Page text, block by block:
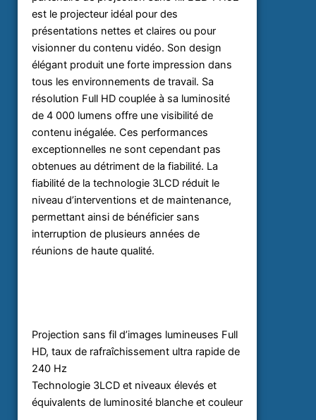
est le projecteur idéal pour des
présentations nettes et claires ou pour
visionner du contenu vidéo. Son design
élégant produit une forte impression dans
tous les environnements de travail. Sa
résolution Full HD couplée à sa luminosité
de 4 000 lumens offre une visibilité de
contenu inégalée. Ces performances
exceptionnelles ne sont cependant pas
obtenues au détriment de la fiabilité. La
fiabilité de la technologie 3LCD réduit le
niveau d’interventions et de maintenance,
permettant ainsi de bénéficier sans
interruption de plusieurs années de
réunions de haute qualité.
Projection sans fil d’images lumineuses Full
HD, taux de rafraîchissement ultra rapide de
240 Hz
Technologie 3LCD et niveaux élevés et
équivalents de luminosité blanche et couleur